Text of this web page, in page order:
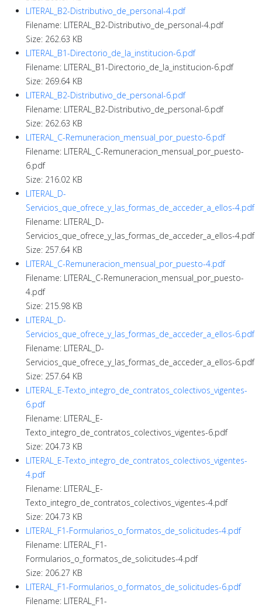
LITERAL_B2-Distributivo_de_personal-4.pdf
Filename: LITERAL_B2-Distributivo_de_personal-4.pdf
Size: 262.63 KB
LITERAL_B1-Directorio_de_la_institucion-6.pdf
Filename: LITERAL_B1-Directorio_de_la_institucion-6.pdf
Size: 269.64 KB
LITERAL_B2-Distributivo_de_personal-6.pdf
Filename: LITERAL_B2-Distributivo_de_personal-6.pdf
Size: 262.63 KB
LITERAL_C-Remuneracion_mensual_por_puesto-6.pdf
Filename: LITERAL_C-Remuneracion_mensual_por_puesto-
6.pdf
Size: 216.02 KB
LITERAL_D-
Servicios_que_ofrece_y_las_formas_de_acceder_a_ellos-4.pdf
Filename: LITERAL_D-
Servicios_que_ofrece_y_las_formas_de_acceder_a_ellos-4.pdf
Size: 257.64 KB
LITERAL_C-Remuneracion_mensual_por_puesto-4.pdf
Filename: LITERAL_C-Remuneracion_mensual_por_puesto-
4.pdf
Size: 215.98 KB
LITERAL_D-
Servicios_que_ofrece_y_las_formas_de_acceder_a_ellos-6.pdf
Filename: LITERAL_D-
Servicios_que_ofrece_y_las_formas_de_acceder_a_ellos-6.pdf
Size: 257.64 KB
LITERAL_E-Texto_integro_de_contratos_colectivos_vigentes-
6.pdf
Filename: LITERAL_E-
Texto_integro_de_contratos_colectivos_vigentes-6.pdf
Size: 204.73 KB
LITERAL_E-Texto_integro_de_contratos_colectivos_vigentes-
4.pdf
Filename: LITERAL_E-
Texto_integro_de_contratos_colectivos_vigentes-4.pdf
Size: 204.73 KB
LITERAL_F1-Formularios_o_formatos_de_solicitudes-4.pdf
Filename: LITERAL_F1-
Formularios_o_formatos_de_solicitudes-4.pdf
Size: 206.27 KB
LITERAL_F1-Formularios_o_formatos_de_solicitudes-6.pdf
Filename: LITERAL_F1-